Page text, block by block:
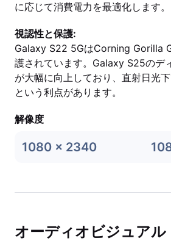
に応じて消費電力を最適化します。
視認性と保護:
Galaxy S22 5GはCorning Gorilla
護されています。Galaxy S25のデ
が大幅に向上しており、直射日光
という利点があります。
解像度
1080 x 2340
オーディオビジュアル